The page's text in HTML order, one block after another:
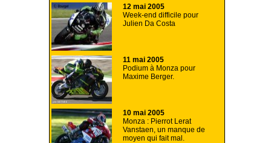
12 mai 2005
Week-end difficile pour
Julien Da Costa
11 mai 2005
Podium à Monza pour
Maxime Berger.
10 mai 2005
Monza : Pierrot Lerat
Vanstaen, un manque de
moyen qui fait mal.